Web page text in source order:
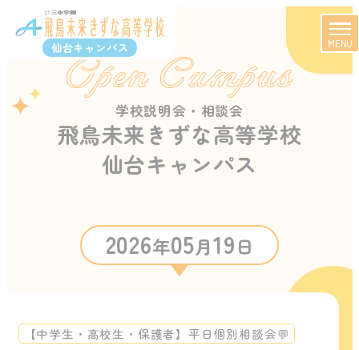
仙台キャンパス MENU
Open Campus
学校説明会・相談会
飛鳥未来きずな高等学校
仙台キャンパス
2026年05月19日
【中学生・高校生・保護者】平日個別相談会💬